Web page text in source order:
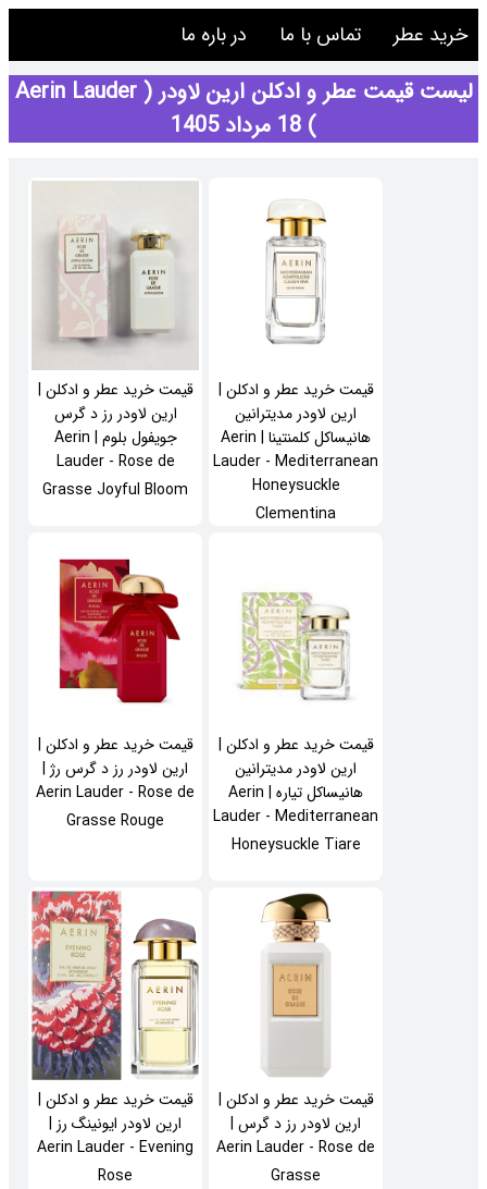
خرید عطر تماس با ما در باره ما
لیست قیمت عطر و ادکلن ارین لاودر ( Aerin Lauder
) 18 مرداد 1405
قیمت خرید عطر و ادکلن |
ارین لاودر رز د گرس
جویفول بلوم | Aerin
Lauder - Rose de
Grasse Joyful Bloom
قیمت خرید عطر و ادکلن |
ارین لاودر مدیترانین
هانیساکل کلمنتینا | Aerin
Lauder - Mediterranean
Honeysuckle
Clementina
قیمت خرید عطر و ادکلن |
ارین لاودر رز د گرس رژ |
Aerin Lauder - Rose de
Grasse Rouge
قیمت خرید عطر و ادکلن |
ارین لاودر مدیترانین
هانیساکل تیاره | Aerin
Lauder - Mediterranean
Honeysuckle Tiare
قیمت خرید عطر و ادکلن |
ارین لاودر ایونینگ رز |
Aerin Lauder - Evening
Rose
قیمت خرید عطر و ادکلن |
ارین لاودر رز د گرس |
Aerin Lauder - Rose de
Grasse